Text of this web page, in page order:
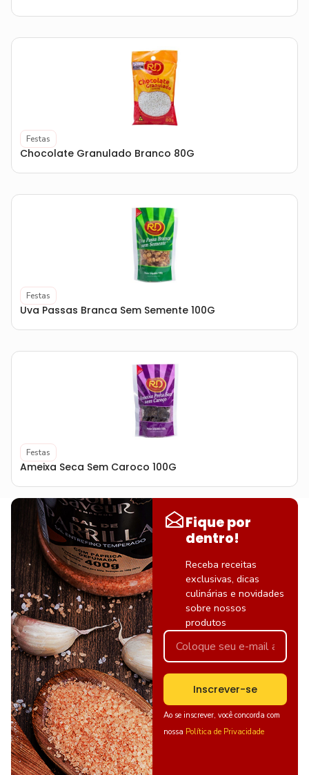
Festas
Chocolate Granulado Branco 80G
Festas
Uva Passas Branca Sem Semente 100G
Festas
Ameixa Seca Sem Caroco 100G
Fique por
dentro!
Receba receitas
exclusivas, dicas
culinárias e novidades
sobre nossos
produtos
Inscrever-se
Ao se inscrever, você concorda com
nossa Política de Privacidade